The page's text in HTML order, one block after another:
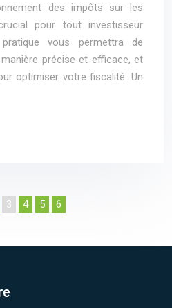
des impôts sur les
pour tout investisseur
vous permettra de
précise et efficace, et
optimiser votre fiscalité. Un
3 4 5 6